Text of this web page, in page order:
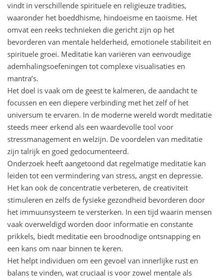
vindt in verschillende spirituele en religieuze tradities,
waaronder het boeddhisme, hindoeïsme en taoïsme. Het
omvat een reeks technieken die gericht zijn op het
bevorderen van mentale helderheid, emotionele stabiliteit en
spirituele groei. Meditatie kan variëren van eenvoudige
ademhalingsoefeningen tot complexe visualisaties en
mantra’s.
Het doel is vaak om de geest te kalmeren, de aandacht te
focussen en een diepere verbinding met het zelf of het
universum te ervaren. In de moderne wereld wordt meditatie
steeds meer erkend als een waardevolle tool voor
stressmanagement en welzijn. De voordelen van meditatie
zijn talrijk en goed gedocumenteerd.
Onderzoek heeft aangetoond dat regelmatige meditatie kan
leiden tot een vermindering van stress, angst en depressie.
Het kan ook de concentratie verbeteren, de creativiteit
stimuleren en zelfs de fysieke gezondheid bevorderen door
het immuunsysteem te versterken. In een tijd waarin mensen
vaak overweldigd worden door informatie en constante
prikkels, biedt meditatie een broodnodige ontsnapping en
een kans om naar binnen te keren.
Het helpt individuen om een gevoel van innerlijke rust en
balans te vinden, wat cruciaal is voor zowel mentale als